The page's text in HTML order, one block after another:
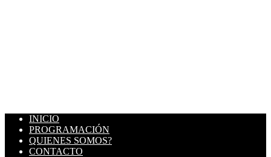
INICIO
PROGRAMACIÓN
QUIENES SOMOS?
CONTACTO